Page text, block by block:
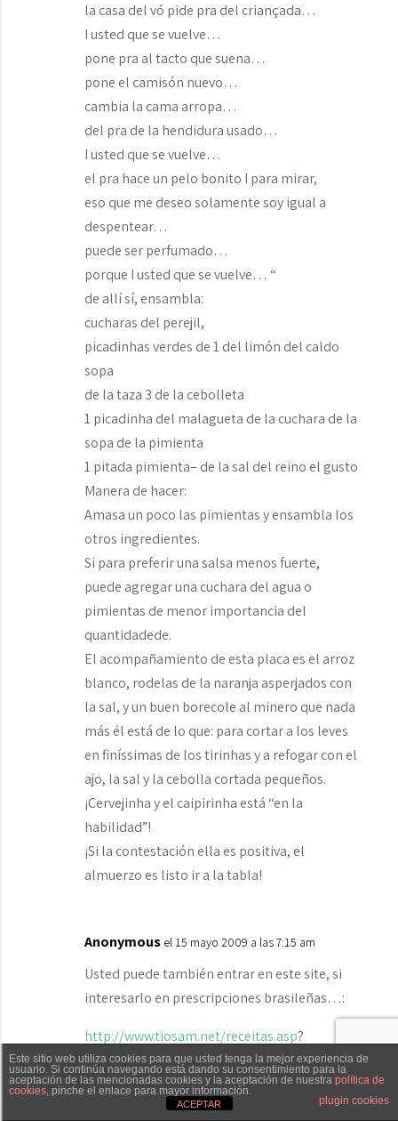
la casa del vó pide pra del criançada…
I usted que se vuelve…
pone pra al tacto que suena…
pone el camisón nuevo…
cambia la cama arropa…
del pra de la hendidura usado…
I usted que se vuelve…
el pra hace un pelo bonito I para mirar,
eso que me deseo solamente soy igual a
despentear…
puede ser perfumado…
porque I usted que se vuelve… “
de allí sí, ensambla:
cucharas del perejil,
picadinhas verdes de 1 del limón del caldo
sopa
de la taza 3 de la cebolleta
1 picadinha del malagueta de la cuchara de la
sopa de la pimienta
1 pitada pimienta– de la sal del reino el gusto
Manera de hacer:
Amasa un poco las pimientas y ensambla los
otros ingredientes.
Si para preferir una salsa menos fuerte,
puede agregar una cuchara del agua o
pimientas de menor importancia del
quantidadede.
El acompañamiento de esta placa es el arroz
blanco, rodelas de la naranja asperjados con
la sal, y un buen borecole al minero que nada
más él está de lo que: para cortar a los leves
en finíssimas de los tirinhas y a refogar con el
ajo, la sal y la cebolla cortada pequeños.
¡Cervejinha y el caipirinha está “en la
habilidad”!
¡Si la contestación ella es positiva, el
almuerzo es listo ir a la tabla!
Anonymous el 15 mayo 2009 a las 7:15 am
Usted puede también entrar en este site, si
interesarlo en prescripciones brasileñas…:
http://www.tiosam.net/receitas.asp?
el 15 mayo 2009 a las 7:22 am
Txaber Allué Redes sociales Contacto
Este sitio web utiliza cookies para que usted tenga la mejor experiencia de
usuario. Si continúa navegando está dando su consentimiento para la
aceptación de las mencionadas cookies y la aceptación de nuestra política de
cookies, pinche el enlace para mayor información.
plugin cookies
ACEPTAR